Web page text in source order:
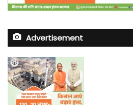
Advertisement